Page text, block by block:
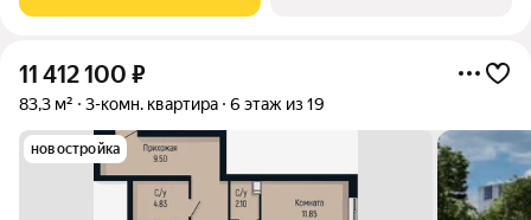
11 412 100 ₽
83,3 м² 3-комн. квартира 6 этаж из 19
новостройка